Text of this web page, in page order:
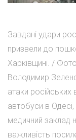
Завдані удари
призвели до
Харківщині. /
Володимир
атаки російських
автобуси в Одесі,
медичний заклад
важливість